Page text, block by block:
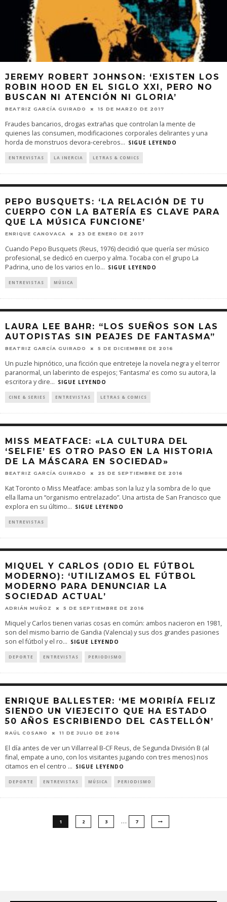
JEREMY ROBERT JOHNSON: ‘EXISTEN LOS
ROBIN HOOD EN EL SIGLO XXI, PERO NO
BUSCAN NI ATENCIÓN NI GLORIA’
BEATRIZ GARCÍA GUIRADO 15 DE MARZO DE 2017
Fraudes bancarios, drogas extrañas que controlan la mente de
quienes las consumen, modificaciones corporales delirantes y una
horda de monstruos devora-cerebros... SIGUE LEYENDO
ENTREVISTAS LA INERCIA LETRAS & COMICS
PEPO BUSQUETS: ‘LA RELACIÓN DE TU
CUERPO CON LA BATERÍA ES CLAVE PARA
QUE LA MÚSICA FUNCIONE’
ENRIQUE CANOVACA 23 DE ENERO DE 2017
Cuando Pepo Busquets (Reus, 1976) decidió que quería ser músico
profesional, se dedicó en cuerpo y alma. Tocaba con el grupo La
Padrina, uno de los varios en lo... SIGUE LEYENDO
ENTREVISTAS MÚSICA
LAURA LEE BAHR: “LOS SUEÑOS SON LAS
AUTOPISTAS SIN PEAJES DE FANTASMA”
BEATRIZ GARCÍA GUIRADO 5 DE DICIEMBRE DE 2016
Un puzle hipnótico, una ficción que entreteje la novela negra y el terror
paranormal, un laberinto de espejos; ‘Fantasma’ es como su autora, la
escritora y dire... SIGUE LEYENDO
CINE & SERIES ENTREVISTAS LETRAS & COMICS
MISS MEATFACE: «LA CULTURA DEL
‘SELFIE’ ES OTRO PASO EN LA HISTORIA
DE LA MÁSCARA EN SOCIEDAD»
BEATRIZ GARCÍA GUIRADO 25 DE SEPTIEMBRE DE 2016
Kat Toronto o Miss Meatface: ambas son la luz y la sombra de lo que
ella llama un “organismo entrelazado”. Una artista de San Francisco que
explora en su último... SIGUE LEYENDO
ENTREVISTAS
MIQUEL Y CARLOS (ODIO EL FÚTBOL
MODERNO): ‘UTILIZAMOS EL FÚTBOL
MODERNO PARA DENUNCIAR LA
SOCIEDAD ACTUAL’
ADRIÁN MUÑOZ 5 DE SEPTIEMBRE DE 2016
Miquel y Carlos tienen varias cosas en común: ambos nacieron en 1981,
son del mismo barrio de Gandia (Valencia) y sus dos grandes pasiones
son el fútbol y el ro... SIGUE LEYENDO
DEPORTE ENTREVISTAS PERIODISMO
ENRIQUE BALLESTER: ‘ME MORIRÍA FELIZ
SIENDO UN VIEJECITO QUE HA ESTADO
50 AÑOS ESCRIBIENDO DEL CASTELLÓN’
RAÚL COSANO 11 DE JULIO DE 2016
El día antes de ver un Villarreal B-CF Reus, de Segunda División B (al
final, empate a uno, con los visitantes jugando con tres menos) nos
citamos en el centro ... SIGUE LEYENDO
DEPORTE ENTREVISTAS MÚSICA PERIODISMO
1 2 3 … 7